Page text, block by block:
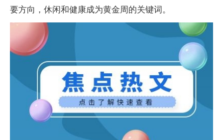
要方向，休闲和健康成为黄金周的关键词。